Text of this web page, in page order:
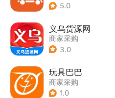
5.0
义乌货源网
商家采购
3.0
玩具巴巴
商家采购
1.0